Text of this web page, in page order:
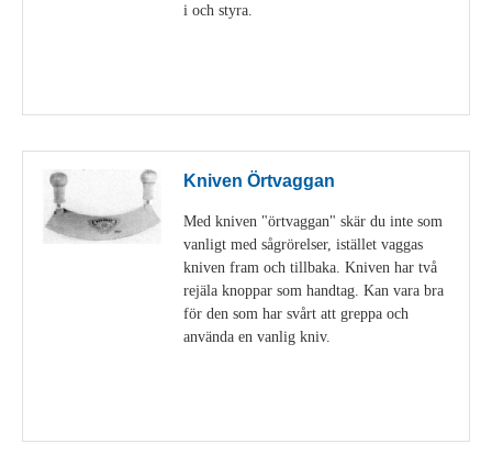
i och styra.
Kniven Örtvaggan
Med kniven "örtvaggan" skär du inte som
vanligt med sågrörelser, istället vaggas
kniven fram och tillbaka. Kniven har två
rejäla knoppar som handtag. Kan vara bra
för den som har svårt att greppa och
använda en vanlig kniv.